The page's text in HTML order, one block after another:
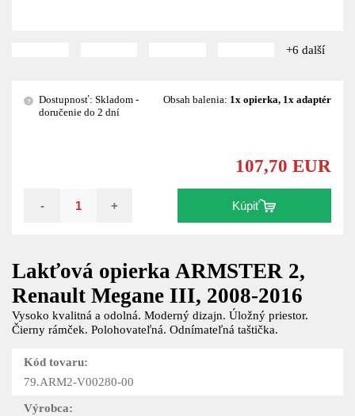
+6 další
Lakťová opierka ARMSTER 2,
Renault Megane III, 2008-2016
Vysoko kvalitná a odolná. Moderný dizajn. Úložný priestor.
Čierny rámček. Polohovateľná. Odnímateľná taštička.
Kód tovaru:
79.ARM2-V00280-00
Výrobca:
?
Dostupnosť: Skladom -
doručenie do 2 dní
Obsah balenia: 1x opierka, 1x adaptér
107,70 EUR
- + Kúpiť